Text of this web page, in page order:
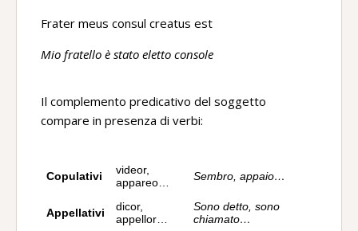
Frater meus consul creatus est
Mio fratello è stato eletto console
Il complemento predicativo del soggetto
compare in presenza di verbi:
Copulativi
videor,
appareo…
Sembro, appaio…
Appellativi
dicor,
appellor…
Sono detto, sono
chiamato…